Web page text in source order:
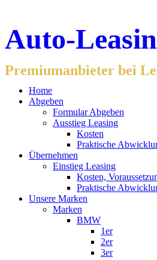
Auto-
Premiumanbieter bei
Home
Abgeben
Formular Abgeben
Ausstieg Leasing
Kosten
Praktische
Übernehmen
Einstieg Leasing
Kosten,
Praktische
Unsere Marken
Marken
BMW
1er
2er
3er